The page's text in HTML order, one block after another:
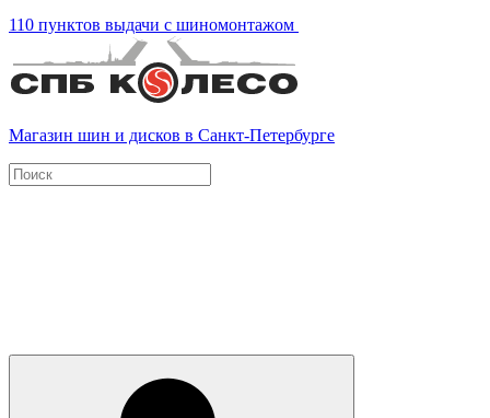
110 пунктов выдачи с шиномонтажом
Магазин шин и дисков в Санкт-Петербурге